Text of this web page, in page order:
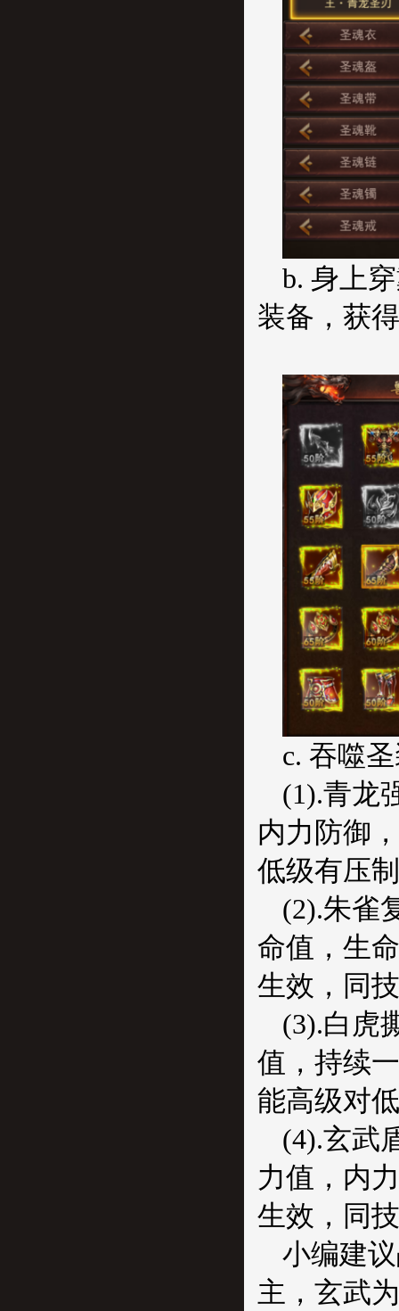
b. 身上
装备，获
c. 吞噬
(1).青龙
内力防御
低级有压
(2).朱雀
命值，生
生效，同
(3).白虎
值，持续
能高级对
(4).玄武
力值，内
生效，同
小编建
主，玄武